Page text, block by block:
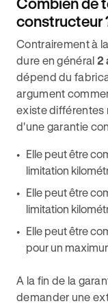
constructeur
Contrairement à
dure en général 2
dépend du
argument
existe différentes
d'une garantie
Elle peut être
limitation
Elle peut être
limitation
Elle peut être
pour un
A la fin de la
demander une